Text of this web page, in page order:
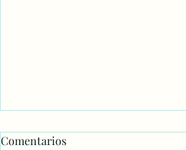
Comentarios